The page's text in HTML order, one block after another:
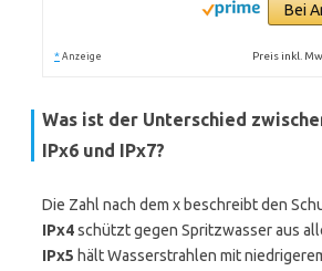
Bei
* Anzeige Preis inkl.
Was ist der Unterschied
IPx6 und IPx7?
Die Zahl nach dem x beschreibt den
IPx4schützt gegen Spritzwasser aus
IPx5 hält Wasserstrahlen mit